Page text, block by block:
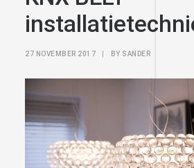
27 NOVEMBER 2017 BY SANDER